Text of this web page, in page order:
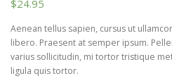
$24.95
Aenean tellus sapien, cursus ut
libero. Praesent at semper ipsum.
varius sollicitudin, mi tortor tristique
ligula quis tortor.